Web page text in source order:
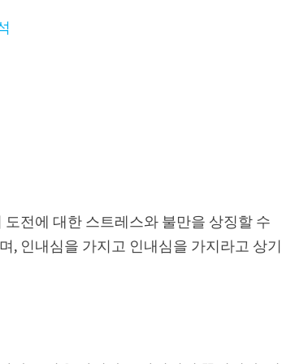
전에 대한 스트레스와 불만을 상징할 수
, 인내심을 가지고 인내심을 가지라고 상기